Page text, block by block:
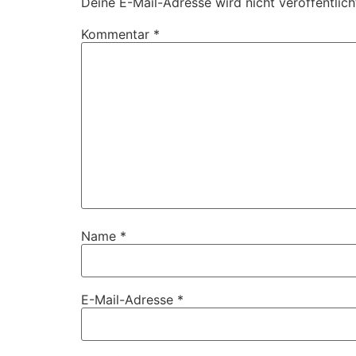
Kommentar *
Name *
E-Mail-Adresse *